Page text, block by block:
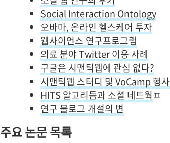
Social Interaction Ontology
오바마, 온라인 헬스케어 투자
웹사이언스 연구프로그램
의료 분야 Twitter 이용 사례
구글은 시맨틱웹에 관심 없다?
시맨틱웹 스터디 및 VoCamp 행사
HITS 알고리듬과 소셜 네트웍ㅍ
연구 블로그 개설의 변
주요 논문 목록